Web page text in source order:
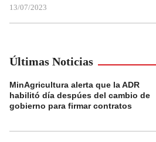
13/07/2023
Últimas Noticias
MinAgricultura alerta que la ADR
habilitó día despúes del cambio de
gobierno para firmar contratos